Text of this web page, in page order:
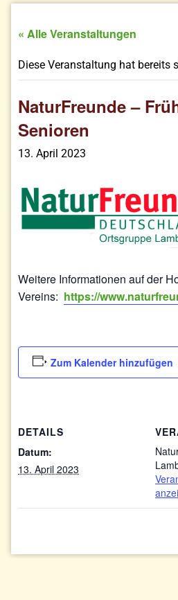
« Alle Veranstaltungen
Diese Veranstaltung hat bereits
NaturFreunde –
Senioren
13. April 2023
Weitere Informationen auf der
Vereins: https://
Zum Kalender hinzufügen
DETAILS
Datum:
13. April 2023